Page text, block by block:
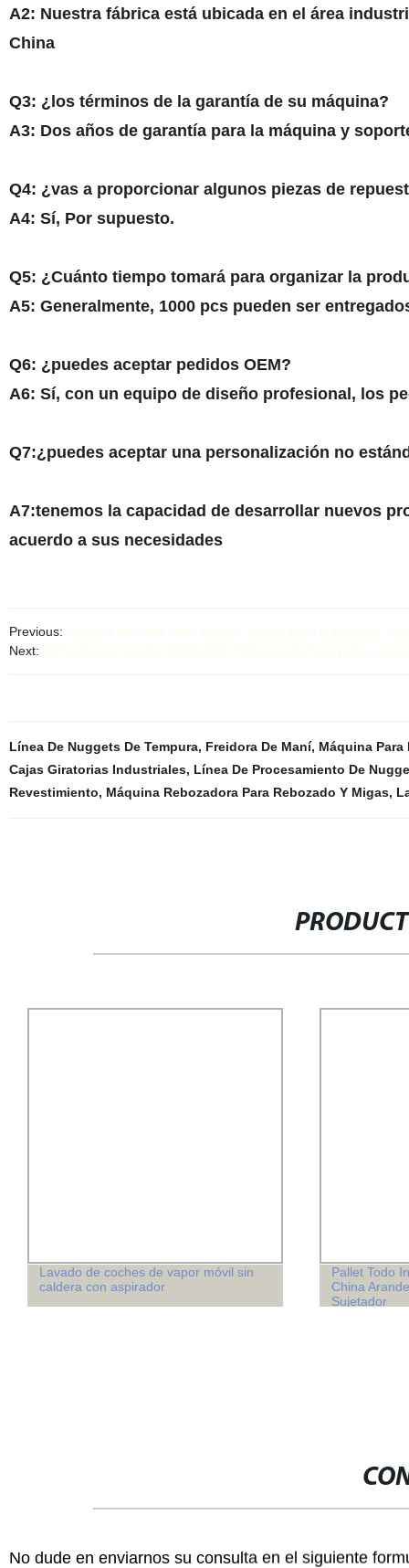
A2: Nuestra fábrica está ubicada en el área
China
Q3: ¿los términos de la garantía de su máquina?
A3: Dos años de garantía para la máquina y
Q4: ¿vas a proporcionar algunos piezas de
A4: Sí, Por supuesto.
Q5: ¿Cuánto tiempo tomará para organizar la
A5: Generalmente, 1000 pcs pueden ser
Q6: ¿puedes aceptar pedidos OEM?
A6: Sí, con un equipo de diseño profesional, los
Q7:¿puedes aceptar una personalización no
A7:tenemos la capacidad de desarrollar nuevos
acuerdo a sus necesidades
Previous:
Next:
Línea De Nuggets De Tempura, Freidora De Maní, Máquina Para
Cajas Giratorias Industriales, Línea De Procesamiento De
Revestimiento, Máquina Rebozadora Para Rebozado Y Migas,
Pallet Todo Incluido Juke M2-M36
China Arandela Plana de Cobre
caliente
de alta
No dude en enviarnos su consulta en el siguiente